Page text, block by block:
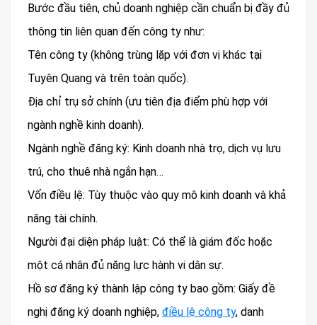
Bước đầu tiên, chủ doanh nghiệp cần chuẩn bị đầy đủ
thông tin liên quan đến công ty như:
Tên công ty (không trùng lặp với đơn vị khác tại
Tuyên Quang và trên toàn quốc).
Địa chỉ trụ sở chính (ưu tiên địa điểm phù hợp với
ngành nghề kinh doanh).
Ngành nghề đăng ký: Kinh doanh nhà trọ, dịch vụ lưu
trú, cho thuê nhà ngắn hạn…
Vốn điều lệ: Tùy thuộc vào quy mô kinh doanh và khả
năng tài chính.
Người đại diện pháp luật: Có thể là giám đốc hoặc
một cá nhân đủ năng lực hành vi dân sự.
Hồ sơ đăng ký thành lập công ty bao gồm: Giấy đề
nghị đăng ký doanh nghiệp, điều lệ công ty, danh